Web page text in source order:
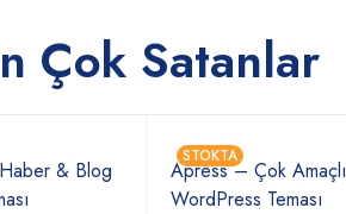
Çok Satanlar
& Blog
STOKTA
Apress – Çok Amaçlı
WordPress Teması